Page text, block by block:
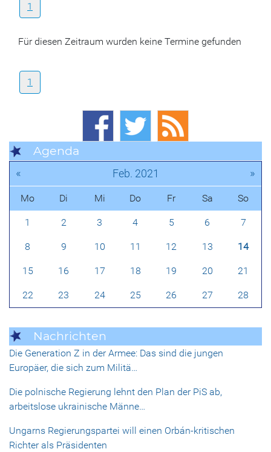
1
Für diesen Zeitraum wurden keine Termine gefunden
1
Agenda
« Feb. 2021 »
Mo Di Mi Do Fr Sa So
1 2 3 4 5 6 7
8 9 10 11 12 13 14
15 16 17 18 19 20 21
22 23 24 25 26 27 28
Nachrichten
Die Generation Z in der Armee: Das sind die jungen
Europäer, die sich zum Militä…
Die polnische Regierung lehnt den Plan der PiS ab,
arbeitslose ukrainische Männe…
Ungarns Regierungspartei will einen Orbán-kritischen
Richter als Präsidenten